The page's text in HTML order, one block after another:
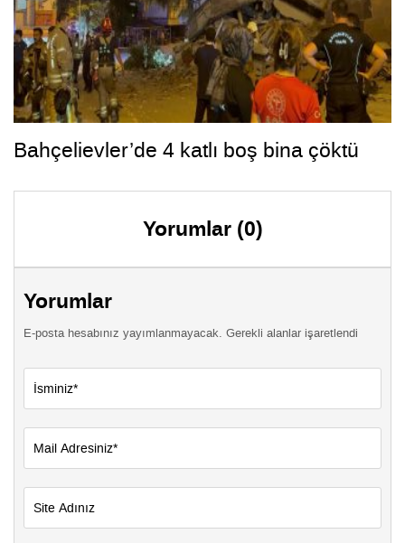
Bahçelievler’de 4 katlı boş bina çöktü
Yorumlar (0)
Yorumlar
E-posta hesabınız yayımlanmayacak. Gerekli alanlar işaretlendi